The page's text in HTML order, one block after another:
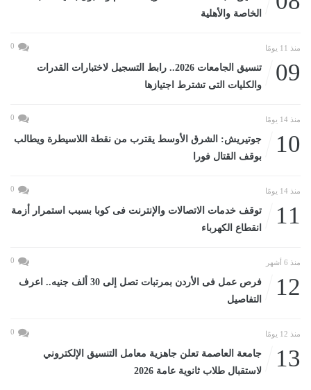
الخاصة والأهلية
منذ 11 يومًا 0
09
تنسيق الجامعات 2026.. رابط التسجيل لاختبارات القدرات
والكليات التى تشترط اجتيازها
منذ 14 يومًا 0
10
جوتيريش: الشرق الأوسط يقترب من نقطة اللاسيطرة ويطالب
بوقف القتال فورا
منذ 14 يومًا 0
11
توقف خدمات الاتصالات والإنترنت فى كوبا بسبب استمرار أزمة
انقطاع الكهرباء
منذ 6 أشهر 0
12
فرص عمل فى الأردن بمرتبات تصل إلى 30 ألف جنيه.. اعرف
التفاصيل
منذ 12 يومًا 0
13
جامعة العاصمة تعلن جاهزية معامل التنسيق الإلكتروني
لاستقبال طلاب ثانوية عامة 2026